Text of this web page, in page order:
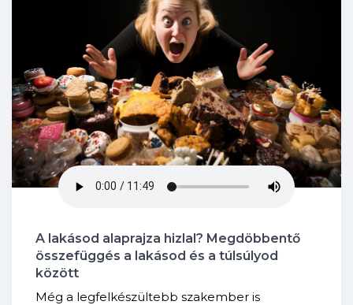
A lakásod alaprajza hizlal? Megdöbbentő
összefüggés a lakásod és a túlsúlyod
között
Még a legfelkészültebb szakember is